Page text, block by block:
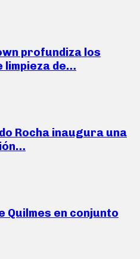
profundiza los
limpieza de…
Rocha inaugura una
Quilmes en conjunto